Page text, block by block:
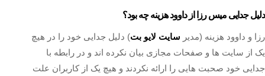
دلیل جدایی میس رزا از داوود هزینه چه بود؟
رزا و داوود هزینه (مدیر سایت لایو بت) دلیل جدایی خود را در هیچ
یک از سایت‌ ها و صفحات مجازی بیان نکرده اند و در رابطه با
جدایی خود صحبت ‌هایی را ارائه نکردند و هیچ‌ یک از کاربران علت